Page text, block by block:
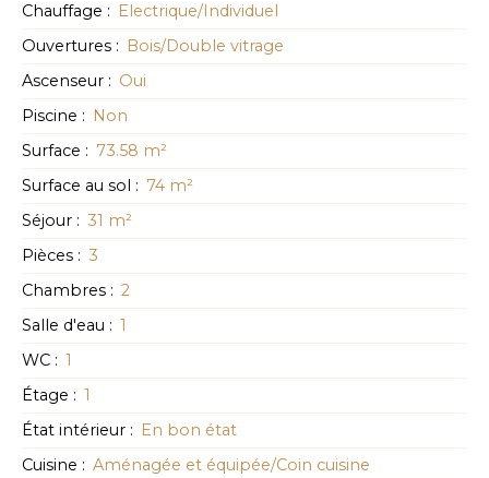
Chauffage : Electrique/Individuel
Ouvertures : Bois/Double vitrage
Ascenseur : Oui
Piscine : Non
Surface : 73.58 m²
Surface au sol : 74 m²
Séjour : 31 m²
Pièces : 3
Chambres : 2
Salle d'eau : 1
WC : 1
Étage : 1
État intérieur : En bon état
Cuisine : Aménagée et équipée/Coin cuisine